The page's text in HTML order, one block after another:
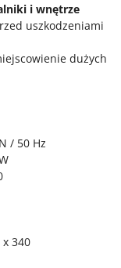
i wnętrze
uszkodzeniami
dużych
/ 50 Hz
340